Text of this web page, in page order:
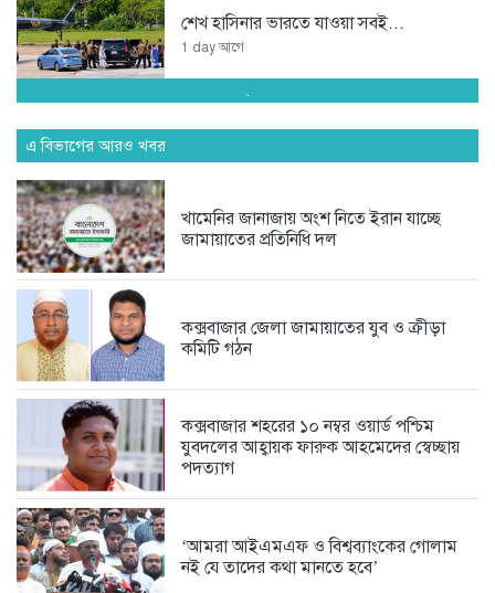
শেখ হাসিনার ভারতে যাওয়া সবই...
1 day আগে
অপপ্রচারকারী চাঁদাবাজ সিন্ডিকেটর বিরুদ্ধে
অদক্ষতা ও বহিরাগতদের দিয়ে দাপ্তরিক...
স্কপ কেন্দ্রীয় নেতৃবৃন্দের সঙ্গে কক্সবাজার...
সামুদ্রিক পরিবেশ রক্ষায় কুতুবদিয়া ব্লু...
সরকারের রাজস্ব বৃদ্ধি এবং সাধারণ...
.
এ বিভাগের আরও খবর
খামেনির জানাজায় অংশ নিতে ইরান যাচ্ছে
জামায়াতের প্রতিনিধি দল
কক্সবাজার জেলা জামায়াতের যুব ও ক্রীড়া
কমিটি গঠন
কক্সবাজার শহরের ১০ নম্বর ওয়ার্ড পশ্চিম
যুবদলের আহ্বায়ক ফারুক আহমেদের স্বেচ্ছায়
পদত্যাগ
‘আমরা আইএমএফ ও বিশ্বব্যাংকের গোলাম
নই যে তাদের কথা মানতে হবে’